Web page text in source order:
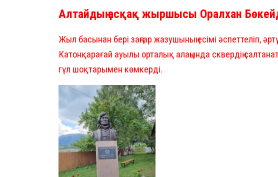
Алтайдың асқақ жыршысы Оралхан
Жыл басынан бері заңғар жазушының есімі әспеттеліп,
Катонқарағай ауылы орталық алаңында сквердің
гүл шоқтарымен көмкерді.